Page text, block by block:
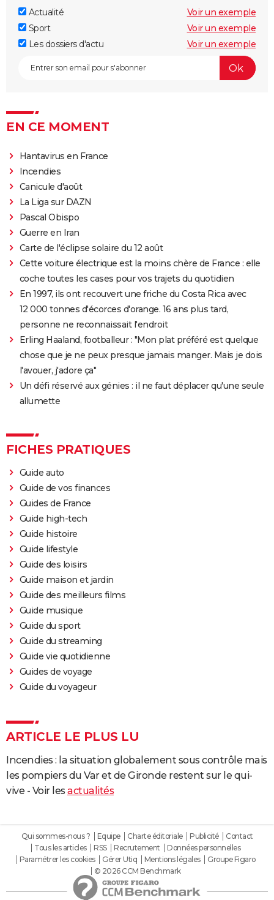
Actualité
Voir un exemple
Sport
Voir un exemple
Les dossiers d'actu
Voir un exemple
EN CE MOMENT
Hantavirus en France
Incendies
Canicule d'août
La Liga sur DAZN
Pascal Obispo
Guerre en Iran
Carte de l'éclipse solaire du 12 août
Cette voiture électrique est la moins chère de France : elle
coche toutes les cases pour vos trajets du quotidien
En 1997, ils ont recouvert une friche du Costa Rica avec
12 000 tonnes d'écorces d'orange. 16 ans plus tard,
personne ne reconnaissait l'endroit
Erling Haaland, footballeur : "Mon plat préféré est quelque
chose que je ne peux presque jamais manger. Mais je dois
l'avouer, j'adore ça"
Un défi réservé aux génies : il ne faut déplacer qu'une seule
allumette
FICHES PRATIQUES
Guide auto
Guide de vos finances
Guides de France
Guide high-tech
Guide histoire
Guide lifestyle
Guide des loisirs
Guide maison et jardin
Guide des meilleurs films
Guide musique
Guide du sport
Guide du streaming
Guide vie quotidienne
Guides de voyage
Guide du voyageur
ARTICLE LE PLUS LU
Incendies : la situation globalement sous contrôle mais
les pompiers du Var et de Gironde restent sur le qui-
vive - Voir les actualités
Qui sommes-nous ? Equipe Charte éditoriale Publicité
Contact
Tous les articles
RSS Recrutement
Données personnelles
Paramétrer les cookies
Gérer Utiq Mentions légales
Groupe Figaro
© 2026 CCM Benchmark